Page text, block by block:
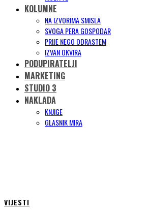
KOLUMNE
NA IZVORIMA SMISLA
SVOGA PERA GOSPODAR
PRIJE NEGO ODRASTEM
IZVAN OKVIRA
PODUPIRATELJI
MARKETING
STUDIO 3
NAKLADA
KNJIGE
GLASNIK MIRA
VIJESTI